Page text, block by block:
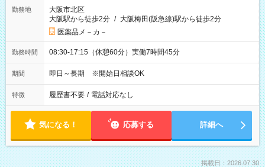
勤務地
大阪市北区
大阪駅から徒歩2分 / 大阪梅田(阪急線)駅から徒歩2分
医薬品メ－カ－
勤務時間 08:30-17:15（休憩60分）実働7時間45分
期間 即日～長期 ※開始日相談OK
特徴 履歴書不要 / 電話対応なし
気になる！ 応募する 詳細へ
掲載日：2026.07.30